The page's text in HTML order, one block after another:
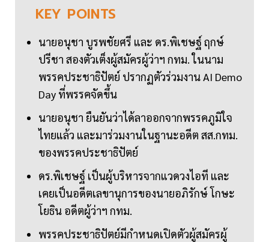
KEY POINTS
นายอนุชา บูรพชัยศรี และ ดร.พิเชษฐ์ ฤกษ์
ปรีชา สองตัวเต็งผู้สมัครผู้ว่าฯ กทม. ในนาม
พรรคประชาธิปัตย์ ปรากฏตัวร่วมงาน AI Demo
Day ที่พรรคจัดขึ้น
นายอนุชา ยืนยันว่าได้ลาออกจากพรรคภูมิใจ
ไทยแล้ว และมาร่วมงานในฐานะอดีต สส.กทม.
ของพรรคประชาธิปัตย์
ดร.พิเชษฐ์ เป็นผู้บริหารจากแวดวงไอที และ
เคยเป็นอดีตเลขานุการของนายอภิรักษ์ โกษะ
โยธิน อดีตผู้ว่าฯ กทม.
พรรคประชาธิปัตย์มีกำหนดเปิดตัวผู้สมัครผู้